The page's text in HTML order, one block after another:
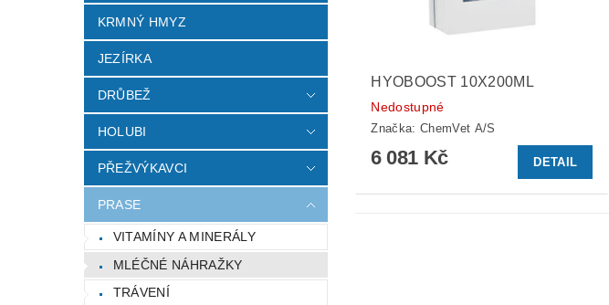
KRMNÝ HMYZ
JEZÍRKA
DRŮBEŽ
HOLUBI
PŘEŽVÝKAVCI
PRASE
VITAMÍNY A MINERÁLY
MLÉČNÉ NÁHRAŽKY
TRÁVENÍ
HYOBOOST 10X200ML
Nedostupné
Značka: ChemVet A/S
6 081 Kč DETAIL